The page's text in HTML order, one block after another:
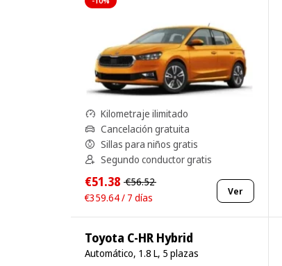
Kilometraje ilimitado
Cancelación gratuita
Sillas para niños gratis
Segundo conductor gratis
€51.38 €56.52
€359.64 / 7 días
Ver
Toyota C-HR Hybrid
Automático, 1.8 L, 5 plazas